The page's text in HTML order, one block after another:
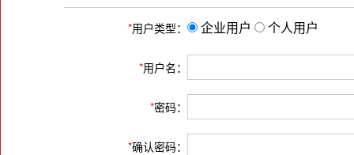
*用户类型： 企业用户 个人用户
*用户名：
*密码：
*确认密码：